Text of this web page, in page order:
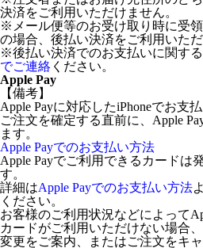
決済をご利用いただけません。
※メール便等のお受け取り時に受
の場合、後払い決済をご利用いた
※後払い決済でのお支払いに関す
でご連絡 ください。
Apple Pay
【備考】
Apple Payに対応したiPhoneでお支
ご注文を確定する直前に、Apple
ます。
Apple Payでのお支払い方法
Apple Payでご利用できるカードは
す。
詳細はApple Payでのお支払い方法
ください。
お客様のご利用状況などによって
カードがご利用いただけない場合
変更をご案内、またはご注文をキ